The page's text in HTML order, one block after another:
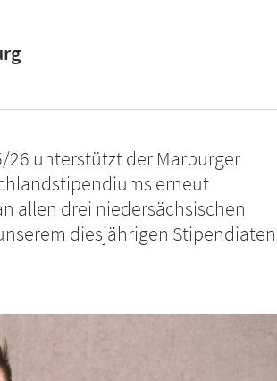
26 unterstützt der Marburger
erneut
allen drei niedersächsischen
diesjährigen Stipendiaten